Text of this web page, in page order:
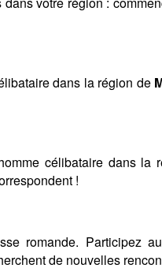
dans la région de
célibataire dans la
!
romande. Participez
de nouvelles